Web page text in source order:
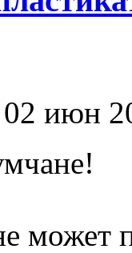
02 июн
может